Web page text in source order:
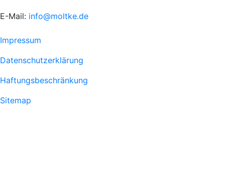
E-Mail: info@moltke.de
Menu
Fußzeile
1
Impressum
Datenschutzerklärung
Haftungsbeschränkung
Sitemap